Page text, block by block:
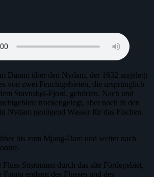
Damm über den Nydam, der 1632 angelegt
von zwei Feuchtgebieten, die ursprünglich
Stavnsbøl-Fjord, gehörten. Nach und
trockengelegt, aber noch in den
Nydam genügend Wasser für das Fischen
bis zum Mjang-Dam und weiter nach
Strømmen durch das alte Fördegebiet,
entlang des Flusses und des